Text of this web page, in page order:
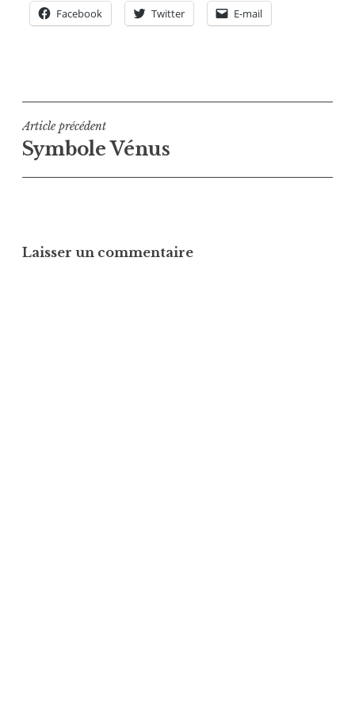
Facebook Twitter E-mail
Navigation
de
l’article
Article précédent
Symbole Vénus
Laisser un commentaire